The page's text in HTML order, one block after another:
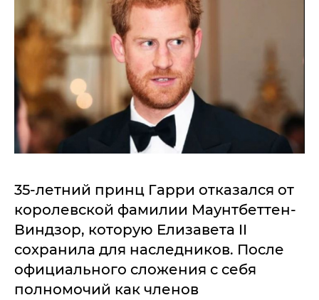
35-летний принц Гарри отказался от
королевской фамилии Маунтбеттен-
Виндзор, которую Елизавета II
сохранила для наследников. После
официального сложения с себя
полномочий как членов